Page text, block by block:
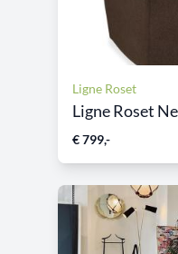
Ligne Roset
Ligne Roset
€ 799,-